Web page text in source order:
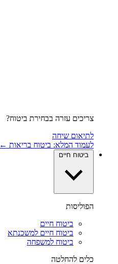
צריכים עזרה בבחירת ביטוח?
לתיאום שיחה
לעמוד המלא: ביטוח בריאות ←
ביטוח חיים
הפוליסות
ביטוח חיים
ביטוח חיים למשכנתא
ביטוח למשפחה
כלים להחלטה